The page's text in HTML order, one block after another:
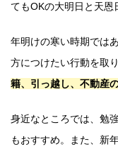
てもOKの大明日と天恩
年明けの寒い時期では
方につけたい行動を取り
籍、引っ越し、不動産
身近なところでは、勉
もおすすめ。また、新